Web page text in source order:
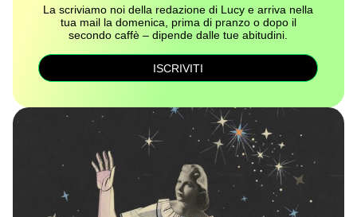
La scriviamo noi della redazione di Lucy e arriva nella
tua mail la domenica, prima di pranzo o dopo il
secondo caffè – dipende dalle tue abitudini.
ISCRIVITI